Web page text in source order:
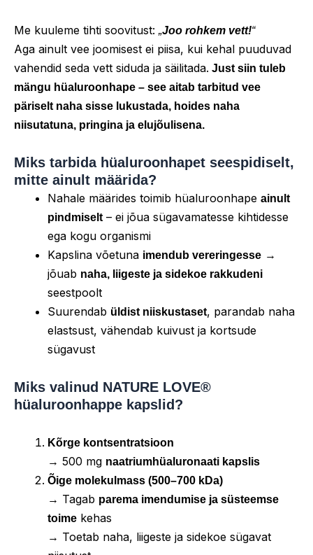
Me kuuleme tihti soovitust: „Joo rohkem vett!“
Aga ainult vee joomisest ei piisa, kui kehal puuduvad
vahendid seda vett siduda ja säilitada. Just siin tuleb
mängu hüaluroonhape – see aitab tarbitud vee
päriselt naha sisse lukustada, hoides naha
niisutatuna, pringina ja elujõulisena.
Miks tarbida hüaluroonhapet seespidiselt,
mitte ainult määrida?
Nahale määrides toimib hüaluroonhape ainult
pindmiselt – ei jõua sügavamatesse kihtidesse
ega kogu organismi
Kapslina võetuna imendub vereringesse →
jõuab naha, liigeste ja sidekoe rakkudeni
seestpoolt
Suurendab üldist niiskustaset, parandab naha
elastsust, vähendab kuivust ja kortsude
sügavust
Miks valinud NATURE LOVE®
hüaluroonhappe kapslid?
Kõrge kontsentratsioon
→ 500 mg naatriumhüaluronaati kapslis
Õige molekulmass (500–700 kDa)
→ Tagab parema imendumise ja süsteemse
toime kehas
→ Toetab naha, liigeste ja sidekoe sügavat